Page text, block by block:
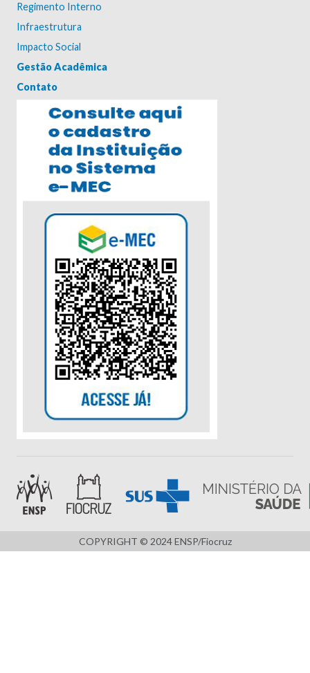
Regimento Interno
Infraestrutura
Impacto Social
Gestão Acadêmica
Contato
COPYRIGHT © 2024 ENSP/Fiocruz